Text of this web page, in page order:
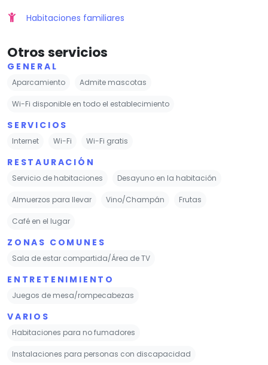
Habitaciones familiares
Otros servicios
GENERAL
Aparcamiento Admite mascotas
Wi-Fi disponible en todo el establecimiento
SERVICIOS
Internet Wi-Fi Wi-Fi gratis
RESTAURACIÓN
Servicio de habitaciones Desayuno en la habitación
Almuerzos para llevar Vino/Champán Frutas
Café en el lugar
ZONAS COMUNES
Sala de estar compartida/Área de TV
ENTRETENIMIENTO
Juegos de mesa/rompecabezas
VARIOS
Habitaciones para no fumadores
Instalaciones para personas con discapacidad